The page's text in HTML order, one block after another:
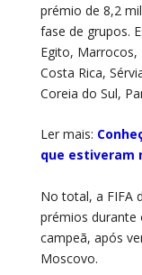
prémio de 8,2
fase de grupos.
Egito, Marrocos,
Costa Rica,
Coreia do Sul,
Ler mais:
que estiveram
No total, a FIFA
prémios durante
campeã, após
Moscovo.